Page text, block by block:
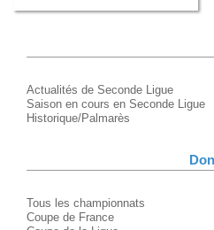
Actualités de Seconde Ligue
Saison en cours en Seconde Ligue
Historique/Palmarès
Tous les championnats
Coupe de France